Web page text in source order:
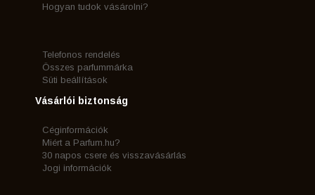
Hogyan tudok vásárolni?
Telefonos rendelés
Összes parfummárka
Süti beállítások
Vásárlói biztonság
Céginformációk
Miért a Parfum.hu?
30 napos csere és visszavásárlás
Jogi információk